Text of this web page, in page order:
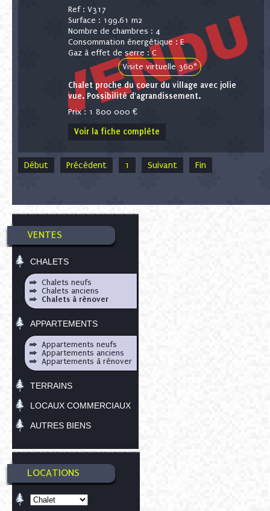
Ref : V317
Surface : 199.61 m2
Nombre de chambres : 4
Consommation énergétique : E
Gaz à effet de serre : C
Visite virtuelle 360°
Chalet proche du coeur du village avec jolie
vue. Possibilité d'agrandissement.
Prix : 1 800 000 €
Voir la fiche complète
Début Précédent 1 Suivant Fin
VENTES
CHALETS
Chalets neufs
Chalets anciens
Chalets à rénover
APPARTEMENTS
Appartements neufs
Appartements anciens
Appartements à rénover
TERRAINS
LOCAUX COMMERCIAUX
AUTRES BIENS
LOCATIONS